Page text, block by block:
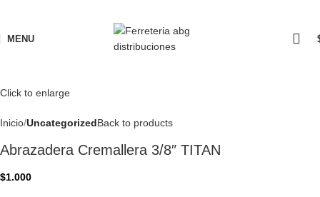
MENU
Click to enlarge
Inicio UncategorizedBack to products
Abrazadera Cremallera 3/8″ TITAN
$1.000